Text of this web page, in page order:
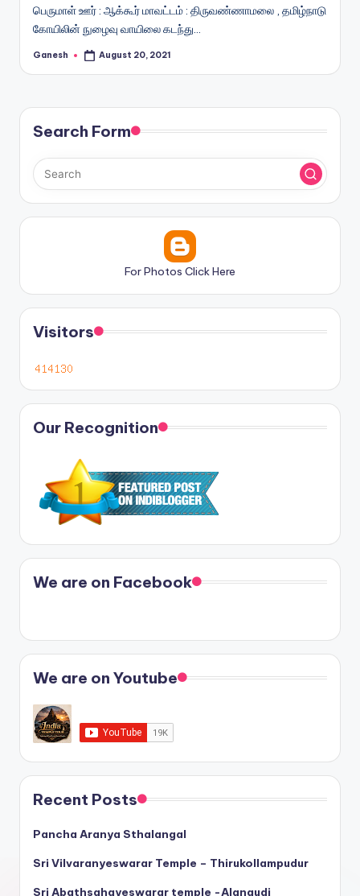
பெருமாள் ஊர் : ஆக்கூர் மாவட்டம் : திருவண்ணாமலை , தமிழ்நாடு
கோயிலின் நுழைவு வாயிலை கடந்து…
Posted
Ganesh August 20, 2021
Search Form
For Photos Click Here
Visitors
Our Recognition
We are on Facebook
We are on Youtube
Recent Posts
Pancha Aranya Sthalangal
Sri Vilvaranyeswarar Temple – Thirukollampudur
Sri Abathsahayeswarar temple -Alangudi